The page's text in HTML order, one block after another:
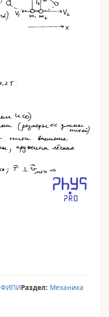
ФИПИРаздел: Механика